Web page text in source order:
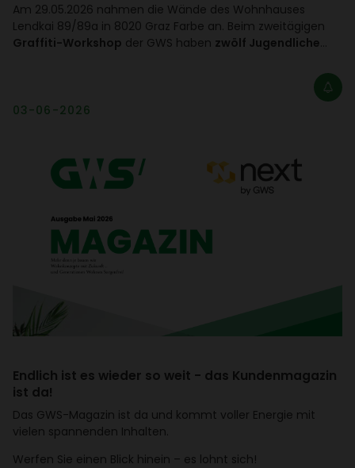
Am 29.05.2026 nahmen die Wände des Wohn­hauses
Lendkai 89/​89a in 8020 Graz Farbe an. Beim zwei­tä­gigen
Graffiti-Workshop der GWS haben zwölf Jugendliche…
03-06-2026
Endlich ist es wieder so weit - das Kunden­ma­gazin
ist da!
Das GWS-Magazin ist da und kommt voller Energie mit
vielen span­nenden Inhalten.
Werfen Sie einen Blick hinein – es lohnt sich!